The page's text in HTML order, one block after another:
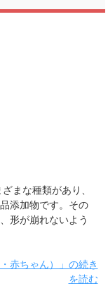
まな種類があり、
添加物です。その
形が崩れないよう
赤ちゃん）」の続き
を読む